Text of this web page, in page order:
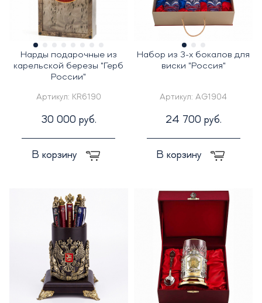
Нарды подарочные из
карельской березы "Герб
России"
Артикул: KR6190
30 000 руб.
В корзину
Набор из 3-х бокалов для
виски "Россия"
Артикул:AG1904
24 700 руб.
В корзину